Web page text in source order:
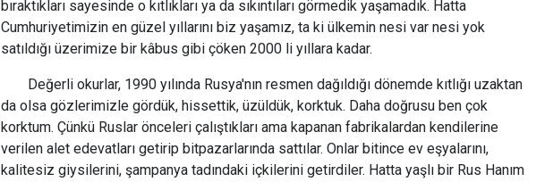
bıraktıkları sayesinde o kıtlıkları ya da sıkıntıları görmedik yaşamadık. Hatta
Cumhuriyetimizin en güzel yıllarını biz yaşamız, ta ki ülkemin nesi var nesi yok
satıldığı üzerimize bir kâbus gibi çöken 2000 li yıllara kadar.
Değerli okurlar, 1990 yılında Rusya'nın resmen dağıldığı dönemde kıtlığı uzaktan
da olsa gözlerimizle gördük, hissettik, üzüldük, korktuk. Daha doğrusu ben çok
korktum. Çünkü Ruslar önceleri çalıştıkları ama kapanan fabrikalardan kendilerine
verilen alet edevatları getirip bitpazarlarında sattılar. Onlar bitince ev eşyalarını,
kalitesiz giysilerini, şampanya tadındaki içkilerini getirdiler. Hatta yaşlı bir Rus Hanım